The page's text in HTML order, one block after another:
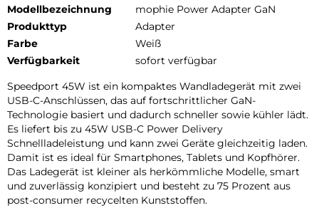
Modellbezeichnung
mophie Power Adapter GaN
Produkttyp
Adapter
Farbe
Weiß
Verfügbarkeit
sofort verfügbar
Speedport 45W ist ein kompaktes Wandladegerät mit zwei
USB-C-Anschlüssen, das auf fortschrittlicher GaN-
Technologie basiert und dadurch schneller sowie kühler lädt.
Es liefert bis zu 45W USB-C Power Delivery
Schnellladeleistung und kann zwei Geräte gleichzeitig laden.
Damit ist es ideal für Smartphones, Tablets und Kopfhörer.
Das Ladegerät ist kleiner als herkömmliche Modelle, smart
und zuverlässig konzipiert und besteht zu 75 Prozent aus
post-consumer recycelten Kunststoffen.